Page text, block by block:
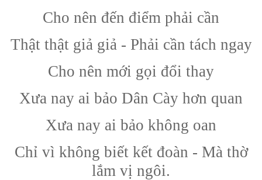
Cho nên đến điểm phải cần
Thật thật giả giả - Phải cần tách ngay
Cho nên mới gọi đổi thay
Xưa nay ai bảo Dân Cày hơn quan
Xưa nay ai bảo không oan
Chỉ vì không biết kết đoàn - Mà thờ
lắm vị ngôi.